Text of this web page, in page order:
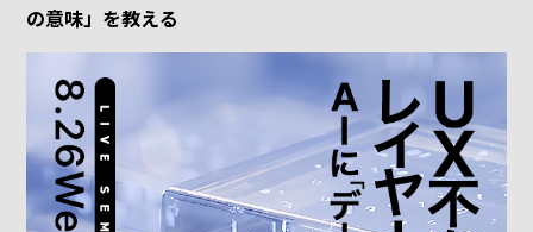
の意味」を教える